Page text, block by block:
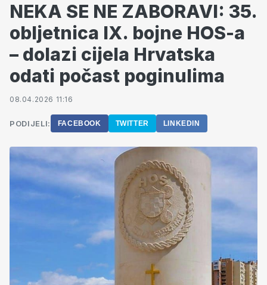
NEKA SE NE ZABORAVI: 35.
obljetnica IX. bojne HOS-a
– dolazi cijela Hrvatska
odati počast poginulima
08.04.2026 11:16
PODIJELI: FACEBOOK TWITTER LINKEDIN